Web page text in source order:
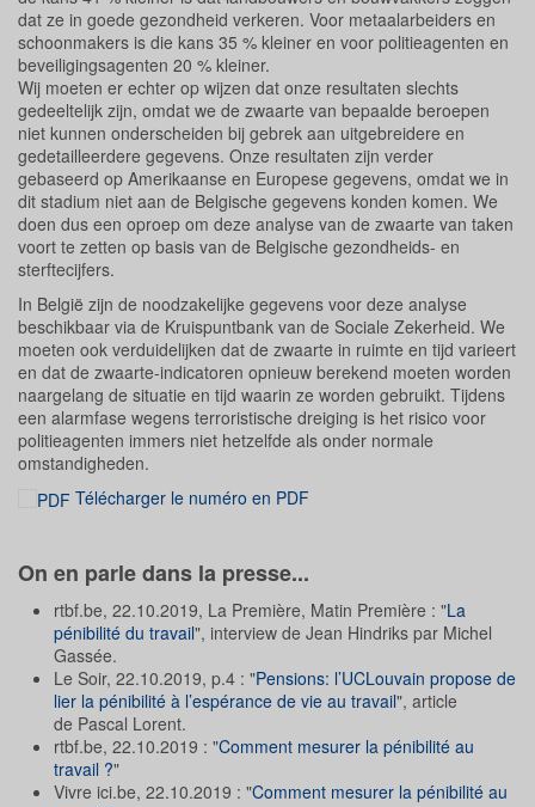
dat ze in goede gezondheid verkeren. Voor metaalarbeiders en
schoonmakers is die kans 35 % kleiner en voor politieagenten en
beveiligingsagenten 20 % kleiner.
Wij moeten er echter op wijzen dat onze resultaten slechts
gedeeltelijk zijn, omdat we de zwaarte van bepaalde beroepen
niet kunnen onderscheiden bij gebrek aan uitgebreidere en
gedetailleerdere gegevens. Onze resultaten zijn verder
gebaseerd op Amerikaanse en Europese gegevens, omdat we in
dit stadium niet aan de Belgische gegevens konden komen. We
doen dus een oproep om deze analyse van de zwaarte van taken
voort te zetten op basis van de Belgische gezondheids- en
sterftecijfers.
In België zijn de noodzakelijke gegevens voor deze analyse
beschikbaar via de Kruispuntbank van de Sociale Zekerheid. We
moeten ook verduidelijken dat de zwaarte in ruimte en tijd varieert
en dat de zwaarte-indicatoren opnieuw berekend moeten worden
naargelang de situatie en tijd waarin ze worden gebruikt. Tijdens
een alarmfase wegens terroristische dreiging is het risico voor
politieagenten immers niet hetzelfde als onder normale
omstandigheden.
Télécharger le numéro en PDF
On en parle dans la presse...
rtbf.be, 22.10.2019, La Première, Matin Première : "La
pénibilité du travail", interview de Jean Hindriks par Michel
Gassée.
Le Soir, 22.10.2019, p.4 : "Pensions: l’UCLouvain propose de
lier la pénibilité à l’espérance de vie au travail", article
de Pascal Lorent.
rtbf.be, 22.10.2019 : "Comment mesurer la pénibilité au
travail ?"
Vivre ici.be, 22.10.2019 : "Comment mesurer la pénibilité au